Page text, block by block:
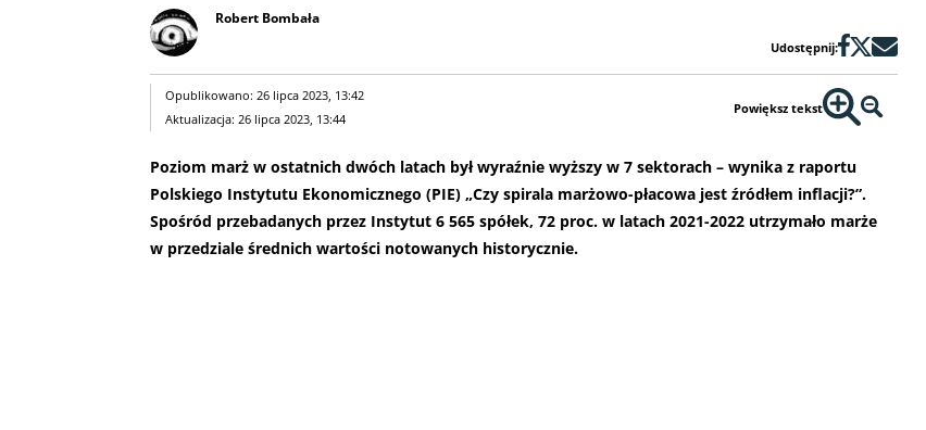
Robert Bombała
Udostępnij:
Opublikowano: 26 lipca 2023, 13:42
Aktualizacja: 26 lipca 2023, 13:44
Powiększ tekst
Poziom marż w ostatnich dwóch latach był wyraźnie wyższy w 7 sektorach – wynika z raportu
Polskiego Instytutu Ekonomicznego (PIE) „Czy spirala marżowo-płacowa jest źródłem inflacji?”.
Spośród przebadanych przez Instytut 6 565 spółek, 72 proc. w latach 2021-2022 utrzymało marże
w przedziale średnich wartości notowanych historycznie.